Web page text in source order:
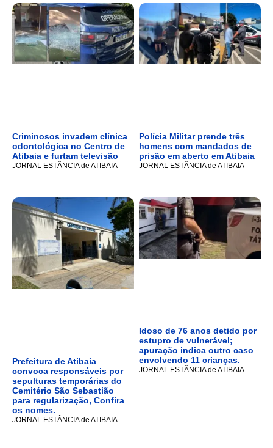
Criminosos invadem clínica
odontológica no Centro de
Atibaia e furtam televisão
JORNAL ESTÂNCIA de ATIBAIA
Polícia Militar prende três
homens com mandados de
prisão em aberto em Atibaia
JORNAL ESTÂNCIA de ATIBAIA
Prefeitura de Atibaia
convoca responsáveis por
sepulturas temporárias do
Cemitério São Sebastião
para regularização, Confira
os nomes.
JORNAL ESTÂNCIA de ATIBAIA
Idoso de 76 anos detido por
estupro de vulnerável;
apuração indica outro caso
envolvendo 11 crianças.
JORNAL ESTÂNCIA de ATIBAIA